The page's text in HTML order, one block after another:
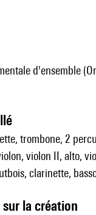
d'ensemble
trombone, 2
violon II, alto,
clarinette,
la création